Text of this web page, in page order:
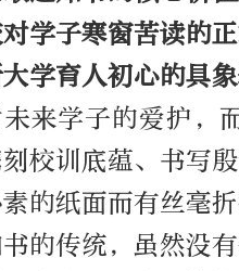
学子寒窗苦读的
学育人初心的具象
未来学子的爱护
校训底蕴、书写
的纸面而有丝毫
的传统，虽然没